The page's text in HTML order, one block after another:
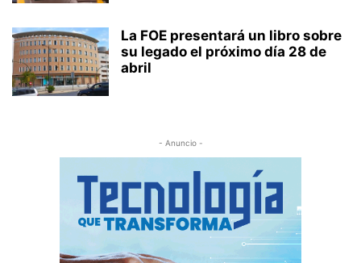
La FOE presentará un libro sobre
su legado el próximo día 28 de
abril
- Anuncio -